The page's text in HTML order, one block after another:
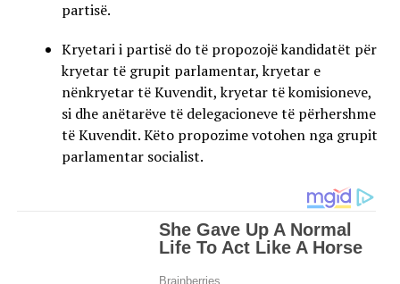
partisë.
Kryetari i partisë do të propozojë kandidatët për
kryetar të grupit parlamentar, kryetar e
nënkryetar të Kuvendit, kryetar të komisioneve,
si dhe anëtarëve të delegacioneve të përhershme
të Kuvendit. Këto propozime votohen nga grupit
parlamentar socialist.